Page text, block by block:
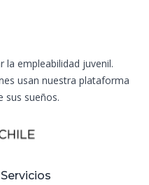
la empleabilidad juvenil.
usan nuestra plataforma
sus sueños.
Servicios